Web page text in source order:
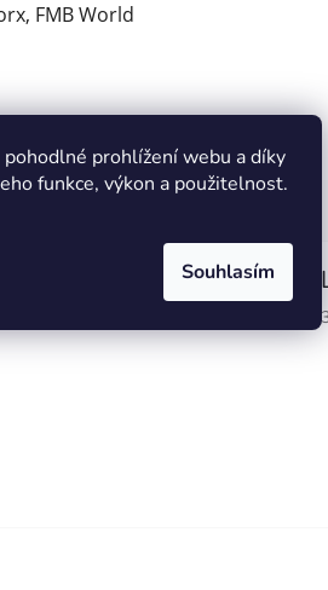
prohlížení webu a díky
funkce, výkon a použitelnost.
Souhlasím
FMB World